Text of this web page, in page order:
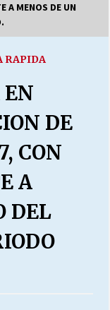
de luz… ¿Y
SALUDA EL
CLIMA
de Maipu.
A MENOS DE UN
RAPIDA
EN
DE
CON
A
DEL